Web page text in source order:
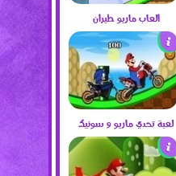
العاب ماريو طيران
لعبة تحدي ماريو و سونيك